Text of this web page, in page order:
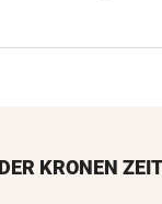
KRONEN